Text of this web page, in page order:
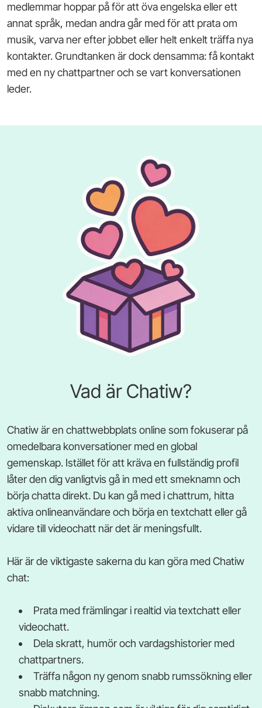
medlemmar hoppar på för att öva engelska eller ett
annat språk, medan andra går med för att prata om
musik, varva ner efter jobbet eller helt enkelt träffa nya
kontakter. Grundtanken är dock densamma: få kontakt
med en ny chattpartner och se vart konversationen
leder.
Vad är Chatiw?
Chatiw är en chattwebbplats online som fokuserar på
omedelbara konversationer med en global
gemenskap. Istället för att kräva en fullständig profil
låter den dig vanligtvis gå in med ett smeknamn och
börja chatta direkt. Du kan gå med i chattrum, hitta
aktiva onlineanvändare och börja en textchatt eller gå
vidare till videochatt när det är meningsfullt.
Här är de viktigaste sakerna du kan göra med Chatiw
chat:
Prata med främlingar i realtid via textchatt eller
videochatt.
Dela skratt, humör och vardagshistorier med
chattpartners.
Träffa någon ny genom snabb rumssökning eller
snabb matchning.